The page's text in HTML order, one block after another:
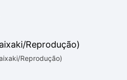
Reprodução)